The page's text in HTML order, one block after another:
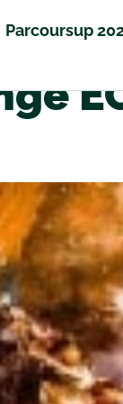
Parcoursup